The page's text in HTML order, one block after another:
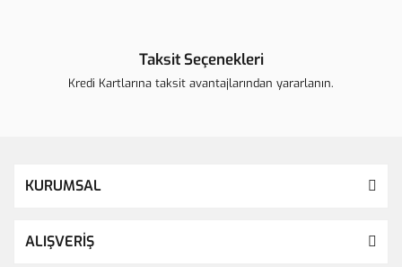
Taksit Seçenekleri
Kredi Kartlarına taksit avantajlarından yararlanın.
KURUMSAL
ALIŞVERİŞ